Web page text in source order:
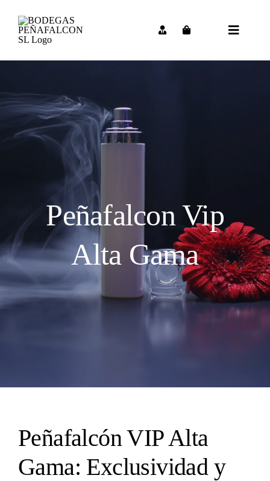
contenido
Toggle
Peñafalcon Vip
Alta Gama
Peñafalcón VIP Alta
Gama: Exclusividad y